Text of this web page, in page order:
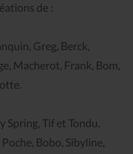
de :
Greg, Berck,
Macherot, Frank, Bom,
Spring, Tif et Tondu,
Bobo, Sibyline,